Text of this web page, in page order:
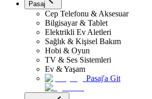
Pasaj
Cep Telefonu & Aksesuar
Bilgisayar & Tablet
Elektrikli Ev Aletleri
Sağlık & Kişisel Bakım
Hobi & Oyun
TV & Ses Sistemleri
Ev & Yaşam
Pasaj'a Git